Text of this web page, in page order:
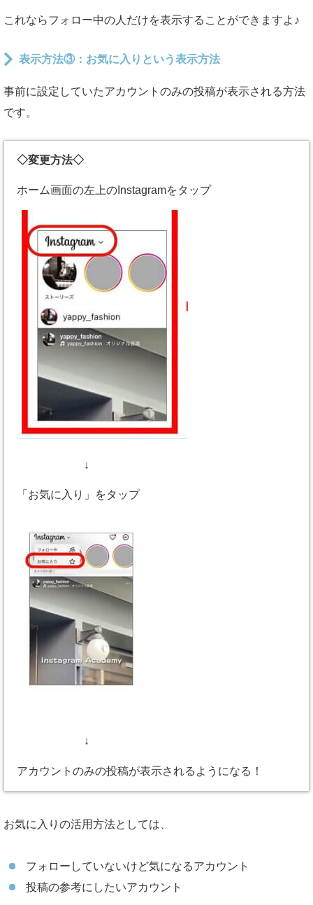
これならフォロー中の人だけを表示することができますよ♪
表示方法③：お気に入りという表示方法
事前に設定していたアカウントのみの投稿が表示される方法
です。
◇変更方法◇
ホーム画面の左上のInstagramをタップ
↓
「お気に入り」をタップ
↓
アカウントのみの投稿が表示されるようになる！
お気に入りの活用方法としては、
フォローしていないけど気になるアカウント
投稿の参考にしたいアカウント